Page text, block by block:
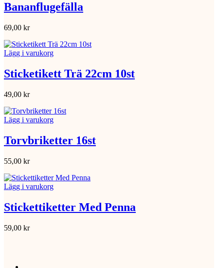
Bananflugefälla
69,00 kr
Lägg i varukorg
Sticketikett Trä 22cm 10st
49,00 kr
Lägg i varukorg
Torvbriketter 16st
55,00 kr
Lägg i varukorg
Stickettiketter Med Penna
59,00 kr